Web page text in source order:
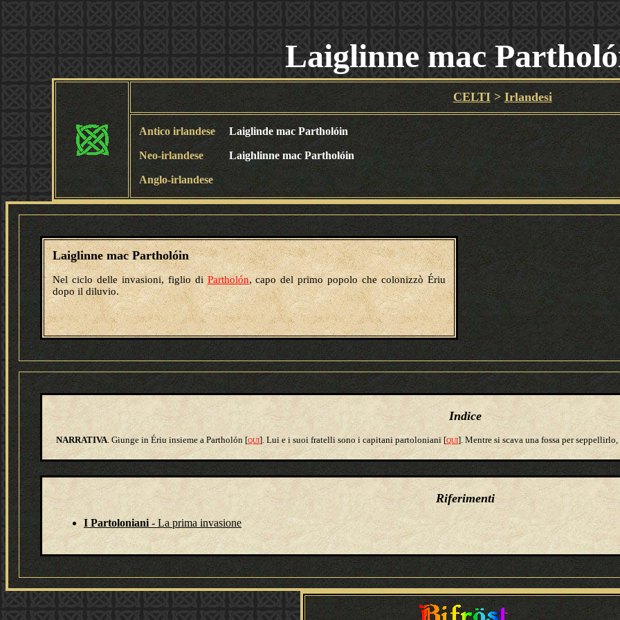
Laiglinne mac
CELTI>Irlandesi
Antico irlandese Laiglinde mac Partholóin
Neo-irlandese Laighlinne mac Partholóin
Anglo-irlandese
Laiglinne mac Partholóin
Nel ciclo delle invasioni, figlio diPartholón, capo del primo popolo che colonizzò Ériu
dopo il diluvio.
Indice
NARRATIVA. Giunge in Ériu insieme a Partholón [QUI]. Lui e i suoi fratelli sono i capitani partoloniani [QUI]. Mentre si scava una fossa per
Riferimenti
I Partoloniani - La prima invasione